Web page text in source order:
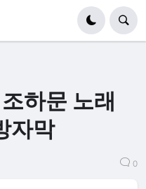
하문 노래
자막
0